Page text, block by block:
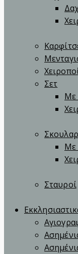
Σετ
Με
Με
Σταυροί